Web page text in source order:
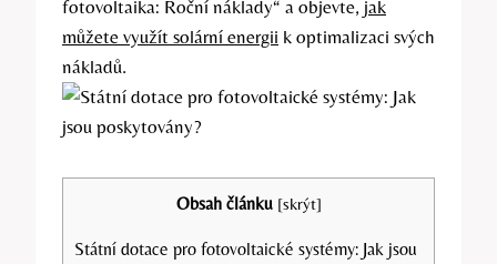
fotovoltaika: Roční náklady“ a objevte, jak
můžete využít solární energii k optimalizaci svých
nákladů.
Obsah článku [skrýt]
Státní dotace pro fotovoltaické systémy: Jak jsou